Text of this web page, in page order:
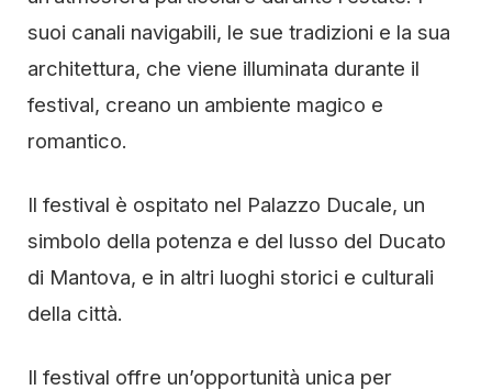
suoi canali navigabili, le sue tradizioni e la sua
architettura, che viene illuminata durante il
festival, creano un ambiente magico e
romantico.
Il festival è ospitato nel Palazzo Ducale, un
simbolo della potenza e del lusso del Ducato
di Mantova, e in altri luoghi storici e culturali
della città.
Il festival offre un’opportunità unica per